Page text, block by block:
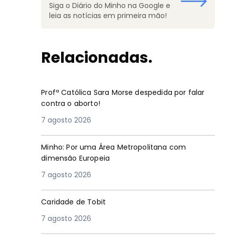
Siga o Diário do Minho na Google e
leia as notícias em primeira mão!
Relacionadas.
Profª Católica Sara Morse despedida por falar
contra o aborto!
7 agosto 2026
Minho: Por uma Área Metropolitana com
dimensão Europeia
7 agosto 2026
Caridade de Tobit
7 agosto 2026